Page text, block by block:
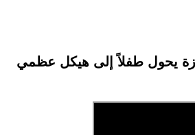
يحول طفلاً إلى هيكل عظمي